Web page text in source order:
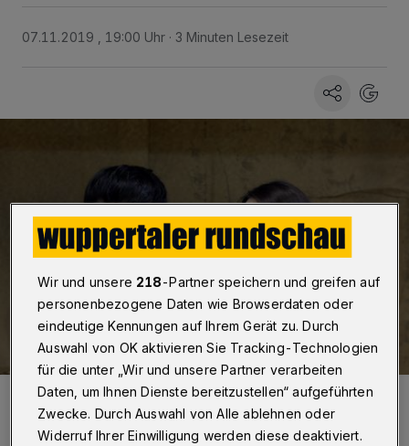
07.11.2019 , 19:00 Uhr 3 Minuten Lesezeit
Auch die Kerzenflamme ist schnell aus Pappe gebastelt – Rodolfo
(Sangmin Jeon) und Mimi (Li Keng) leben in einer Kunst-Welt, die
der Realität nicht standhalten wird.
Foto: Jens Grossmann
Wir und unsere 218-Partner speichern und greifen auf
personenbezogene Daten wie Browserdaten oder
eindeutige Kennungen auf Ihrem Gerät zu. Durch
Auswahl von OK aktivieren Sie Tracking-Technologien
für die unter „Wir und unsere Partner verarbeiten
Daten, um Ihnen Dienste bereitzustellen“ aufgeführten
Zwecke. Durch Auswahl von Alle ablehnen oder
Widerruf Ihrer Einwilligung werden diese deaktiviert.